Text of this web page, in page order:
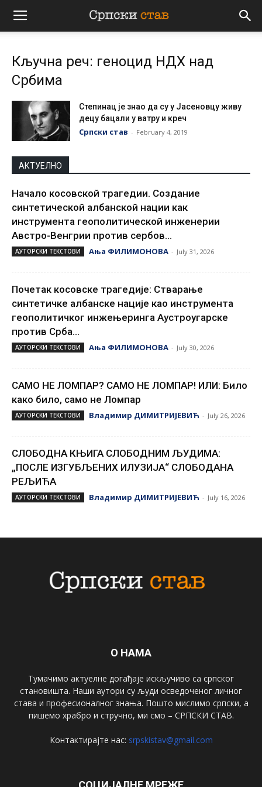
Српски
ставКључна реч: геноцид НДХ над
Србима
Степинац je знао да су у Јасеновцу живу
децу бацали у ватру и креч
Српски став - February 4, 2019
АКТУЕЛНО
Начало косовской трагедии. Создание
синтетической албанской нации как
инструмента геополитической инженерии
Австро-Венгрии против сербов...
АУТОРСКИ ТЕКСТОВИ Ања ФИЛИМОНОВА - July 31, 2026
Почетак косовске трагедије: Стварање
синтетичке албанске нације као инструмента
геополитичког инжењеринга Аустроугарске
против Срба...
АУТОРСКИ ТЕКСТОВИ Ања ФИЛИМОНОВА - July 30, 2026
САМО НЕ ЛОМПАР? САМО НЕ ЛОМПАР! ИЛИ: Било
како било, само не Ломпар
АУТОРСКИ ТЕКСТОВИ Владимир ДИМИТРИЈЕВИЋ - July 26, 2026
СЛОБОДНА КЊИГА СЛОБОДНИМ ЉУДИМА:
„ПОСЛЕ ИЗГУБЉЕНИХ ИЛУЗИЈА“ СЛОБОДАНА
РЕЉИЋА
АУТОРСКИ ТЕКСТОВИ Владимир ДИМИТРИЈЕВИЋ - July 16, 2026
О НАМА
Тумачимо актуелне догађаје искључиво са српског
становишта. Наши аутори су људи осведоченог личног
става и професионалног знања. Пошто мислимо српски, а
пишемо храбро и стручно, ми смо – СРПСКИ СТАВ.
Контактирајте нас: srpskistav@gmail.com